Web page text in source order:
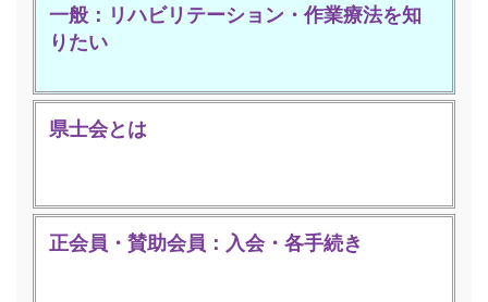
一般：リハビリテーション・作業療法を知
りたい
県士会とは
正会員・賛助会員：入会・各手続き